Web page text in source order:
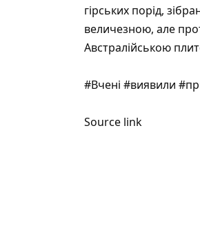
гірських порід,
величезною, але
Австралійською
#Вчені #виявили
Source link